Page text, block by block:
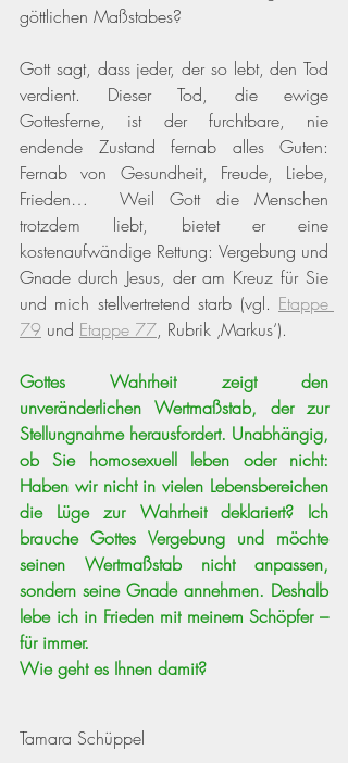
göttlichen Maßstabes?
Gott sagt, dass jeder, der so lebt, den Tod
verdient. Dieser Tod, die ewige
Gottesferne, ist der furchtbare, nie
endende Zustand fernab alles Guten:
Fernab von Gesundheit, Freude, Liebe,
Frieden…  Weil Gott die Menschen
trotzdem liebt, bietet er eine
kostenaufwändige Rettung: Vergebung und
Gnade durch Jesus, der am Kreuz für Sie
und mich stellvertretend starb (vgl. Etappe
79 und Etappe 77, Rubrik ‚Markus‘).
Gottes Wahrheit zeigt den
unveränderlichen Wertmaßstab, der zur
Stellungnahme herausfordert. Unabhängig,
ob Sie homosexuell leben oder nicht:
Haben wir nicht in vielen Lebensbereichen
die Lüge zur Wahrheit deklariert? Ich
brauche Gottes Vergebung und möchte
seinen Wertmaßstab nicht anpassen,
sondern seine Gnade annehmen. Deshalb
lebe ich in Frieden mit meinem Schöpfer –
für immer.
Wie geht es Ihnen damit?
Tamara Schüppel